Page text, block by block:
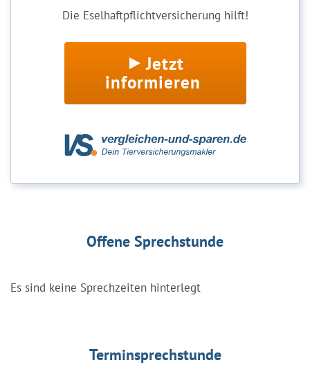
Die Eselhaftpflichtversicherung hilft!
Jetzt
informieren
Offene Sprechstunde
Es sind keine Sprechzeiten hinterlegt
Terminsprechstunde